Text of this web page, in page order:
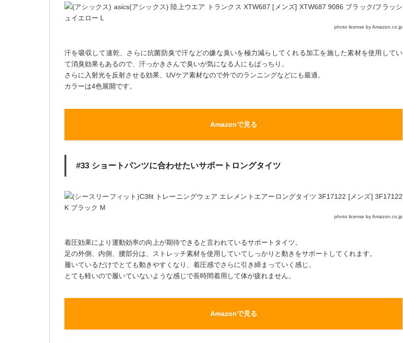
photo license by Amazon.co.jp
汗を吸収して速乾、さらに抗菌防臭で汗などの嫌な臭いを極力減らしてくれる加工を施した素材を使用してい
て消臭効果もあるので、汗っかきさんで臭いが気になる人にもばっちり。
さらに入射光を反射させる効果、UVケア素材なので外でのランニングなどにも最適。
カラーは4色展開です。
Amazonで見る
#33 ショートパンツに合わせたいサポートロングタイツ
photo license by Amazon.co.jp
着圧効果により運動効率の向上が期待できると言われているサポートタイツ。
足の外側、内側、腰部分は、ストレッチ素材を使用していてしっかりと動きをサポートしてくれます。
履いているだけでとても動きやすくなり、着圧感でさらに引き締まっていく感じ。
とても軽いので履いていないような感じで長時間着用して体が疲れません。
Amazonで見る